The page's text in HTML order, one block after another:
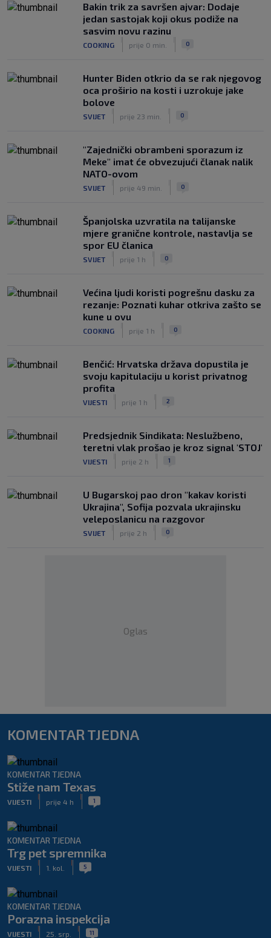
SK prije 3 h
Dinamo u finalu Ramljaka! Sutra protiv
Ajaxa na glavnom terenu Maksimira
|
prije 3 h
Bakin trik za savršen ajvar: Dodaje
jedan sastojak koji okus podiže na
sasvim novu razinu
COOKING prije 0 min. 0
Hunter Biden otkrio da se rak njegovog
oca proširio na kosti i uzrokuje jake
bolove
SVIJET prije 23 min. 0
"Zajednički obrambeni sporazum iz
Meke" imat će obvezujući članak nalik
NATO-ovom
SVIJET prije 49 min. 0
Španjolska uzvratila na talijanske
mjere granične kontrole, nastavlja se
spor EU članica
SVIJET prije 1 h 0
Većina ljudi koristi pogrešnu dasku za
rezanje: Poznati kuhar otkriva zašto se
kune u ovu
COOKING prije 1 h 0
Benčić: Hrvatska država dopustila je
svoju kapitulaciju u korist privatnog
profita
VIJESTI prije 1 h 2
Predsjednik Sindikata: Neslužbeno,
teretni vlak prošao je kroz signal 'STOJ'
VIJESTI prije 2 h 1
U Bugarskoj pao dron "kakav koristi
Ukrajina", Sofija pozvala ukrajinsku
veleposlanicu na razgovor
SVIJET prije 2 h 0
Oglas
KOMENTAR TJEDNA
KOMENTAR TJEDNA
Stiže nam Texas
VIJESTI prije 4 h 1
KOMENTAR TJEDNA
Trg pet spremnika
VIJESTI 1. kol. 5
KOMENTAR TJEDNA
Porazna inspekcija
VIJESTI 25. srp. 11